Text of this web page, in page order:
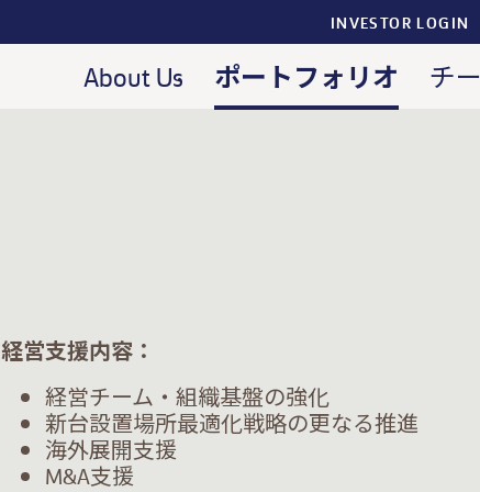
INVESTOR LOGIN
About Us ポートフォリオ チ
経営支援内容：
経営チーム・組織基盤の強化
新台設置場所最適化戦略の更なる推進
海外展開支援
M&A支援